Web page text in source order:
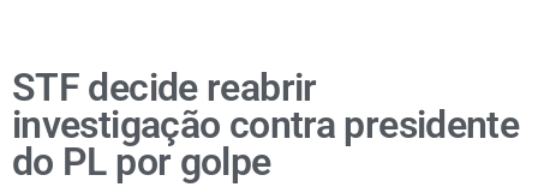
STF decide reabrir
investigação contra presidente
do PL por golpe